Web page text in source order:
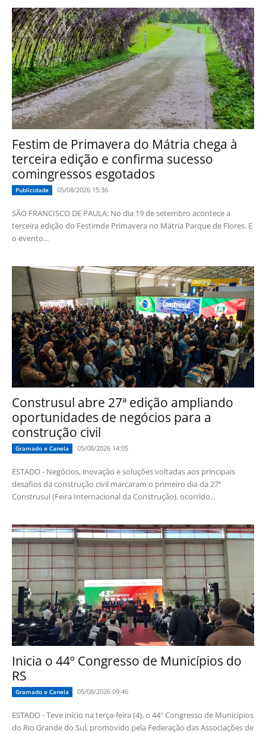
Festim de Primavera do Mátria chega à
terceira edição e confirma sucesso
comingressos esgotados
Publicidade 05/08/2026 15:36
SÃO FRANCISCO DE PAULA: No dia 19 de setembro acontece a
terceira edição do Festimde Primavera no Mátria Parque de Flores. E
o evento...
Construsul abre 27ª edição ampliando
oportunidades de negócios para a
construção civil
Gramado e Canela 05/08/2026 14:05
ESTADO - Negócios, inovação e soluções voltadas aos principais
desafios da construção civil marcaram o primeiro dia da 27ª
Construsul (Feira Internacional da Construção), ocorrido...
Inicia o 44º Congresso de Municípios do
RS
Gramado e Canela 05/08/2026 09:46
ESTADO - Teve início na terça-feira (4), o 44º Congresso de Municípios
do Rio Grande do Sul, promovido pela Federação das Associações de